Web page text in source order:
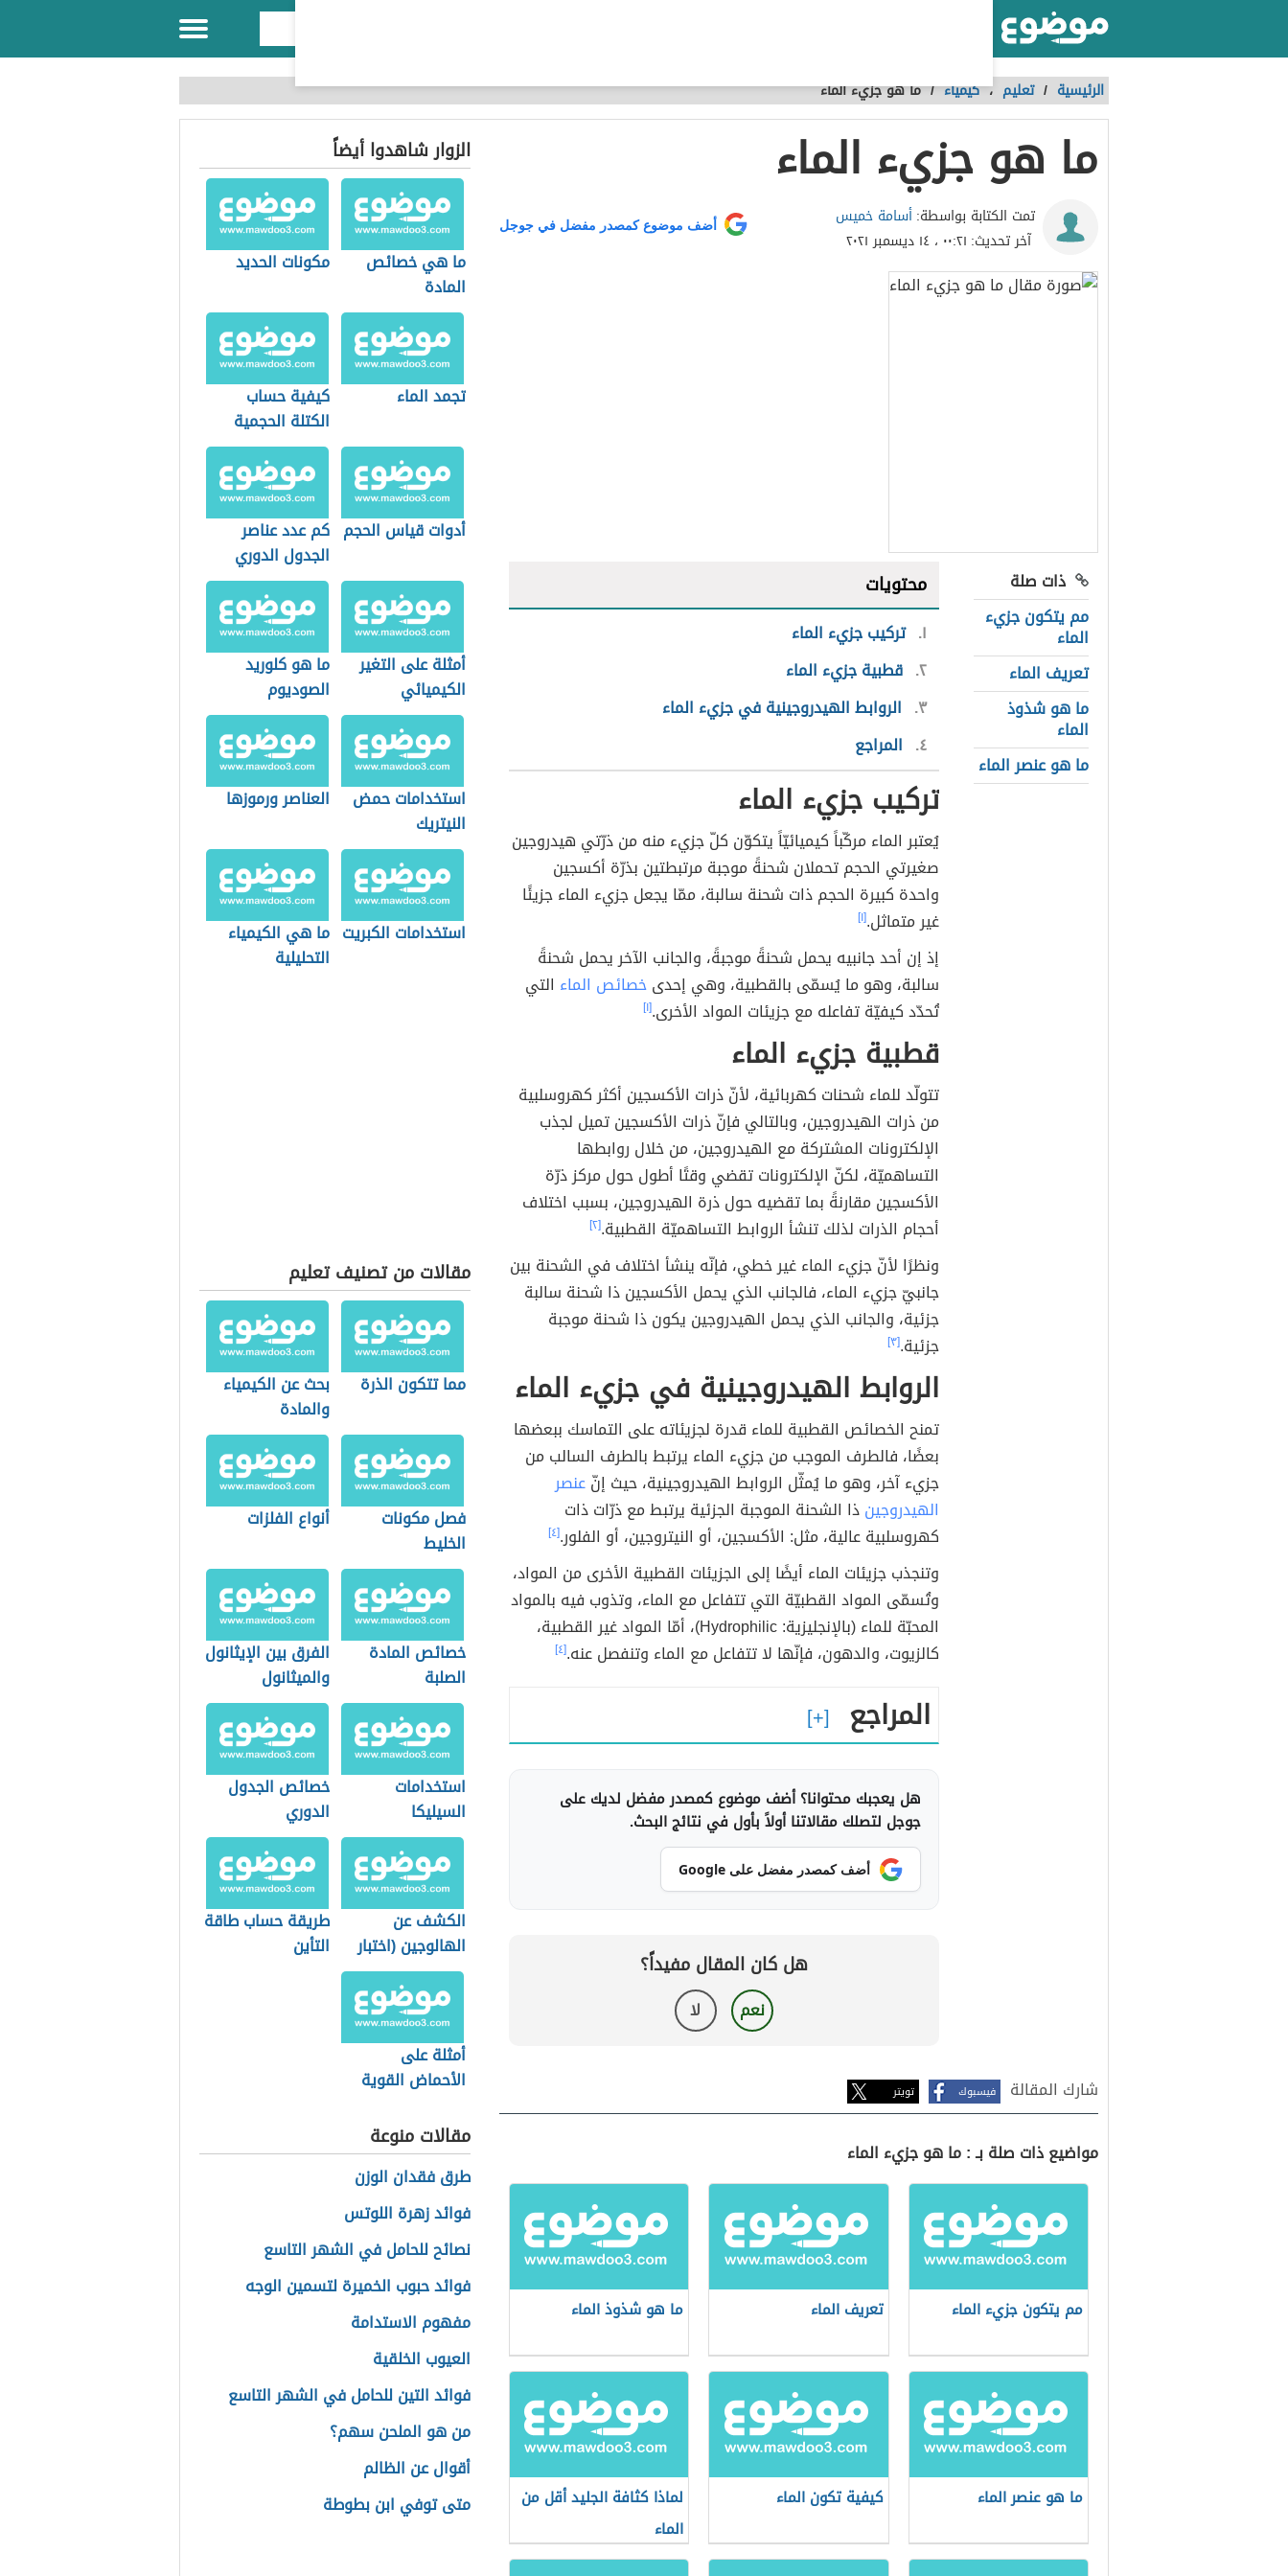
الرئيسية / تعليم ،كيمياء /ما هو جزيء الماء
ما هو جزيء الماء
تمت الكتابة بواسطة:أسامة خميس
آخر تحديث: ٠٠:٢١ ، ١٤ ديسمبر ٢٠٢١
أضف موضوع كمصدر مفضل في جوجل
ذات صلة
مم يتكون جزيء
الماء
تعريف الماء
ما هو شذوذ
الماء
ما هو عنصر الماء
محتويات
١ تركيب جزيء الماء
٢ قطبية جزيء الماء
٣ الروابط الهيدروجينية في جزيء الماء
٤ المراجع
تركيب جزيء الماء
يُعتبر الماء مركّباً كيميائيّاً يتكوّن كلّ جزيء منه من ذرّتي هيدروجين
صغيرتي الحجم تحملان شحنةً موجبة مرتبطتين بذرّة أكسجين
واحدة كبيرة الحجم ذات شحنة سالبة، ممّا يجعل جزيء الماء جزيئًا
غير متماثل.[١]
إذ إن أحد جانبيه يحمل شحنةً موجبةً، والجانب الآخر يحمل شحنةً
سالبة، وهو ما يُسمّى بالقطبية، وهي إحدىخصائص الماء التي
تُحدّد كيفيّة تفاعله مع جزيئات المواد الأخرى.[١]
قطبية جزيء الماء
تتولّد للماء شحنات كهربائية، لأنّ ذرات الأكسجين أكثر كهروسلبية
من ذرات الهيدروجين، وبالتالي فإنّ ذرات الأكسجين تميل لجذب
الإلكترونات المشتركة مع الهيدروجين، من خلال روابطها
التساهميّة، لكنّ الإلكترونات تقضي وقتًا أطول حول مركز ذرّة
الأكسجين مقارنةً بما تقضيه حول ذرة الهيدروجين، بسبب اختلاف
أحجام الذرات لذلك تنشأ الروابط التساهميّة القطبية.[٢]
ونظرًا لأنّ جزيء الماء غير خطي، فإنّه ينشأ اختلاف في الشحنة بين
جانبيّ جزيء الماء، فالجانب الذي يحمل الأكسجين ذا شحنة سالبة
جزئية، والجانب الذي يحمل الهيدروجين يكون ذا شحنة موجبة
جزئية.[٣]
الروابط الهيدروجينية في جزيء الماء
تمنح الخصائص القطبية للماء قدرة لجزيئاته على التماسك ببعضها
بعضًا، فالطرف الموجب من جزيء الماء يرتبط بالطرف السالب من
جزيء آخر، وهو ما يُمثّل الروابط الهيدروجينية، حيث إنّعنصر
الهيدروجينذا الشحنة الموجبة الجزئية يرتبط مع ذرّات ذات
كهروسلبية عالية، مثل: الأكسجين، أو النيتروجين، أو الفلور.[٤]
وتنجذب جزيئات الماء أيضًا إلى الجزيئات القطبية الأخرى من المواد،
وتُسمّى المواد القطبيّة التي تتفاعل مع الماء، وتذوب فيه بالمواد
المحبّة للماء (بالإنجليزية: Hydrophilic)، أمّا المواد غير القطبية،
كالزيوت، والدهون، فإنّها لا تتفاعل مع الماء وتنفصل عنه.[٤]
المراجع
هل يعجبك محتوانا؟ أضف موضوع كمصدر مفضل لديك على
جوجل لتصلك مقالاتنا أولاً بأول في نتائج البحث.
أضف كمصدر مفضل على Google
هل كان المقال مفيداً؟
نعم لا
شارك المقالة فيسبوك تويتر
مواضيع ذات صلة بـ : ما هو جزيء الماء
مم يتكون جزيء الماء تعريف الماء ما هو شذوذ الماء
ما هو عنصر الماء كيفية تكون الماء
لماذا كثافة الجليد أقل من
الماء
الزوار شاهدوا أيضاً
ما هي خصائص
المادة
مكونات الحديد
تجمد الماء
كيفية حساب
الكتلة الحجمية
أدوات قياس الحجم كم عدد عناصر
الجدول الدوري
أمثلة على التغير
الكيميائي
ما هو كلوريد
الصوديوم
استخدامات حمض
النيتريك
العناصر ورموزها
استخدامات الكبريت ما هي الكيمياء
التحليلية
مقالات من تصنيف تعليم
مما تتكون الذرة
بحث عن الكيمياء
والمادة
فصل مكونات
الخليط
أنواع الفلزات
خصائص المادة
الصلبة
الفرق بين الإيثانول
والميثانول
استخدامات
السيليكا
خصائص الجدول
الدوري
الكشف عن
الهالوجين (اختبار
بيلشتاين)
طريقة حساب طاقة
التأين
أمثلة على
الأحماض القوية
مقالات منوعة
طرق فقدان الوزن
فوائد زهرة اللوتس
نصائح للحامل في الشهر التاسع
فوائد حبوب الخميرة لتسمين الوجه
مفهوم الاستدامة
العيوب الخلقية
فوائد التين للحامل في الشهر التاسع
من هو الملحن سهم؟
أقوال عن الظالم
متى توفي ابن بطوطة